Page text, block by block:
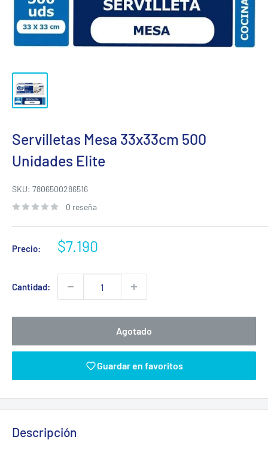
Servilletas Mesa 33x33cm 500
Unidades Elite
SKU: 7806500286516
0 reseña
Precio:
Precio
venta
$7.190
Cantidad:
Agotado
Guardar en favoritos
Descripción